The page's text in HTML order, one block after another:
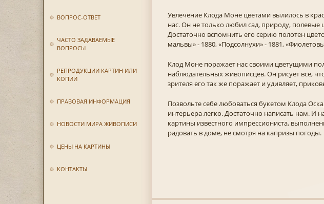
ВОПРОС-ОТВЕТ
ЧАСТО ЗАДАВАЕМЫЕ
ВОПРОСЫ
РЕПРОДУКЦИИ КАРТИН ИЛИ
КОПИИ
ПРАВОВАЯ ИНФОРМАЦИЯ
НОВОСТИ МИРА ЖИВОПИСИ
ЦЕНЫ НА КАРТИНЫ
КОНТАКТЫ
Увлечение Клода Моне цветами вылилось в
нас. Он не только любил сад, природу,
Достаточно вспомнить его серию полотен
мальвы» - 1880, «Подсолнухи» - 1881,
Клод Моне поражает нас своими цветущими
наблюдательных живописцев. Он рисует все,
зрителя его так же поражает и удивляет,
Позвольте себе любоваться букетом Клода
интерьера легко. Достаточно написать нам.
картины известного импрессиониста,
радовать в доме, не смотря на капризы погоды.